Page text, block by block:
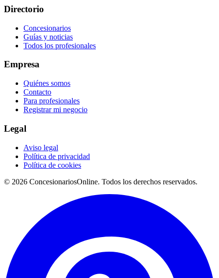
Directorio
Concesionarios
Guías y noticias
Todos los profesionales
Empresa
Quiénes somos
Contacto
Para profesionales
Registrar mi negocio
Legal
Aviso legal
Política de privacidad
Política de cookies
© 2026 ConcesionariosOnline. Todos los derechos reservados.